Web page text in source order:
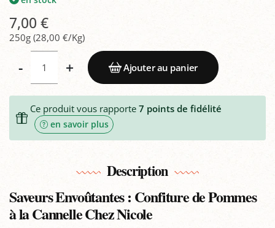
7,00 €
250g (28,00 €/Kg)
- + Ajouter au panier
Ce produit vous rapporte 7 points de fidélité
en savoir plus
Description
Saveurs Envoûtantes : Confiture de Pommes
à la Cannelle Chez Nicole